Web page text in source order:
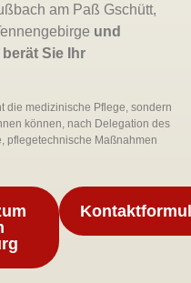
am Paß Gschütt,
und
Sie Ihr
die medizinische Pflege, sondern
können, nach Delegation des
pflegetechnische Maßnahmen